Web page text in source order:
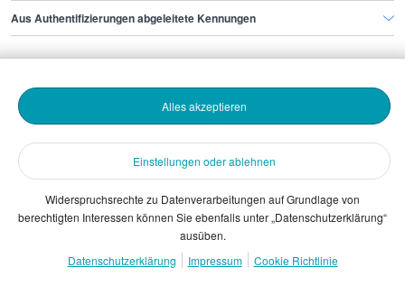
Bewerbende
The Stepstone Group GmbH © 2026
Aus Authentifizierungen abgeleitete Kennungen
Einstellungen oder ablehnen
Alles akzeptieren
Widerspruchsrechte zu Datenverarbeitungen auf Grundlage von
berechtigten Interessen können Sie ebenfalls unter „Datenschutzerklärung“
ausüben.
Datenschutzerklärung
Impressum Cookie Richtlinie